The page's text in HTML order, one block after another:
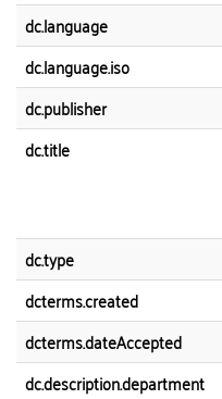
dc.language
dc.language.iso
dc.publisher
dc.title
dc.type
dcterms.created
dcterms.dateAccepted
dc.description.department